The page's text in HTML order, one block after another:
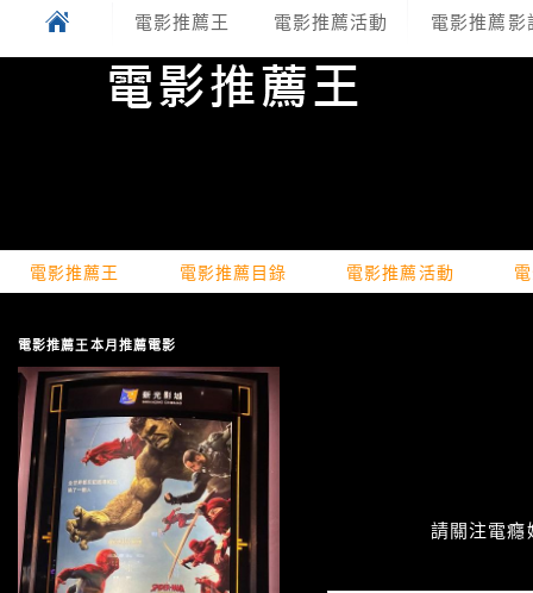
電影推薦王 電影推薦活動 電影推薦影
電影推薦王 電影推薦目錄 電影推薦活動
請關注電
電影推薦王本月推薦電影